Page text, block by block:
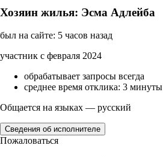
Хозяин жилья: Эсма Адлейба
был на сайте: 5 часов назад
участник с февраля 2024
обрабатывает запросы всегда
среднее время отклика: 3 минуты
Общается на языках — русский
Сведения об исполнителе
Пожаловаться